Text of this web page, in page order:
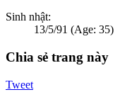
Sinh nhật:
13/5/91 (Age: 35)
Chia sẻ trang này
Tweet